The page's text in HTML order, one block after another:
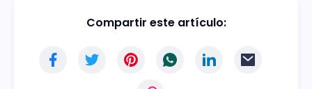
Compartir este artículo: